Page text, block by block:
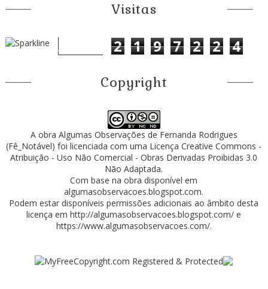
Visitas
2 1 9 7 2 2 4
Copyright
A obra Algumas Observações de Fernanda Rodrigues
(Fê_Notável) foi licenciada com uma LicençaCreative Commons -
Atribuição - Uso Não Comercial - Obras Derivadas Proibidas 3.0
Não Adaptada.
Com base na obra disponível em
algumasobservacoes.blogspot.com.
Podem estar disponíveis permissões adicionais ao âmbito desta
licença emhttp://algumasobservacoes.blogspot.com/ e
https://www.algumasobservacoes.com/.